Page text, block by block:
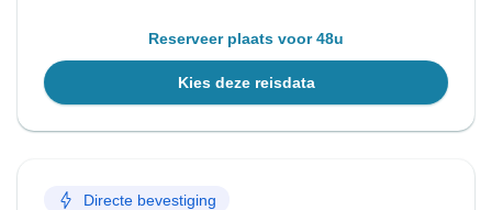
Reserveer plaats voor 48u
Kies deze reisdata
Directe bevestiging